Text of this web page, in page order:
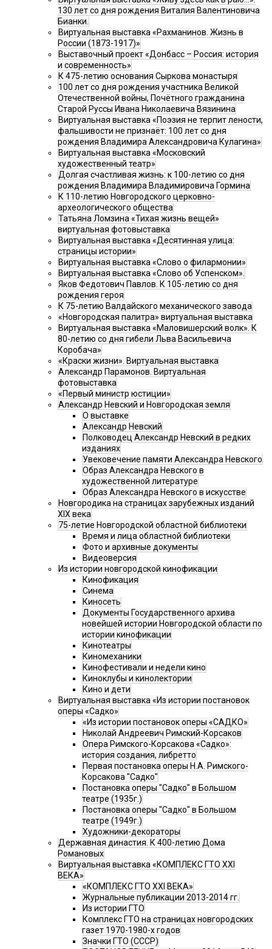
130 лет со дня рождения Виталия Валентиновича
Бианки.
Виртуальная выставка «Рахманинов. Жизнь в
России (1873-1917)»
Выставочный проект «Донбасс – Россия: история
и современность»
К 475-летию основания Сыркова монастыря
100 лет со дня рождения участника Великой
Отечественной войны, Почётного гражданина
Старой Руссы Ивана Николаевича Вязинина
Виртуальная выставка «Поэзия не терпит лености,
фальшивости не признаёт: 100 лет со дня
рождения Владимира Александровича Кулагина»
Виртуальная выставка «Московский
художественный театр»
Долгая счастливая жизнь: к 100-летию со дня
рождения Владимира Владимировича Гормина
К 110-летию Новгородского церковно-
археологического общества
Татьяна Ломзина «Тихая жизнь вещей»
виртуальная фотовыставка
Виртуальная выставка «Десятинная улица:
страницы истории»
Виртуальная выставка «Слово о филармонии»
Виртуальная выставка «Слово об Успенском».
Яков Федотович Павлов. К 105-летию со дня
рождения героя
К 75-летию Валдайского механического завода
«Новгородская палитра» виртуальная выставка
Виртуальная выставка «Маловишерский волк». К
80-летию со дня гибели Льва Васильевича
Коробача»
«Краски жизни». Виртуальная выставка
Александр Парамонов. Виртуальная
фотовыставка
«Первый министр юстиции»
Александр Невский и Новгородская земля
О выставке
Александр Невский
Полководец Александр Невский в редких
изданиях
Увековечение памяти Александра Невского
Образ Александра Невского в
художественной литературе
Образ Александра Невского в искусстве
Новгородика на страницах зарубежных изданий
XIX века
75-летие Новгородской областной библиотеки
Время и лица областной библиотеки
Фото и архивные документы
Видеоверсия
Из истории новгородской кинофикации
Кинофикация
Синема
Киносеть
Документы Государственного архива
новейшей истории Новгородской области по
истории кинофикации
Кинотеатры
Киномеханики
Кинофестивали и недели кино
Киноклубы и кинолектории
Кино и дети
Виртуальная выставка «Из истории постановок
оперы «Садко»
«Из истории постановок оперы «САДКО»
Николай Андреевич Римский-Корсаков
Опера Римского-Корсакова «Садко»:
история создания, либретто
Первая постановка оперы Н.А. Римского-
Корсакова "Садко"
Постановка оперы "Садко" в Большом
театре (1935г.)
Постановка оперы "Садко" в Большом
театре (1949г.)
Художники-декораторы
Державная династия. К 400-летию Дома
Романовых
Виртуальная выставка «КОМПЛЕКС ГТО XXI
ВЕКА»
«КОМПЛЕКС ГТО XXI ВЕКА»
Журнальные публикации 2013-2014 гг.
Из истории ГТО
Комплекс ГТО на страницах новгородских
газет 1970-1980-х годов
Значки ГТО (СССР)